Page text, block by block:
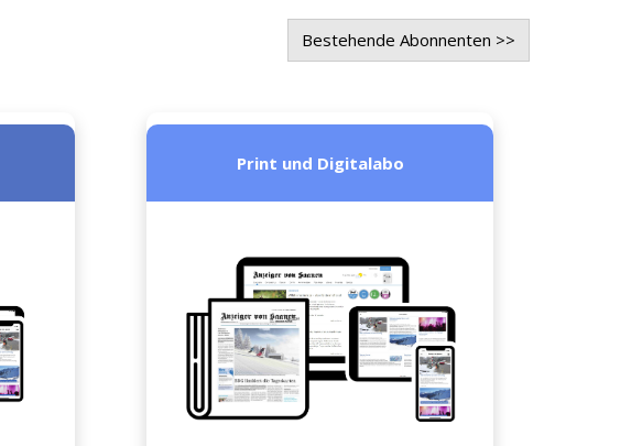
Bestehende Abonnenten >>
Print und Digitalabo